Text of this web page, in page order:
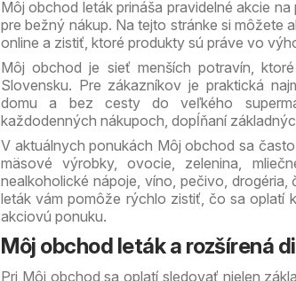
Môj obchod leták prináša pravidelné akcie
pre bežný nákup. Na tejto stránke si môžete
online a zistiť, ktoré produkty sú práve vo
Môj obchod je sieť menších potravín,
Slovensku. Pre zákazníkov je praktická
domu a bez cesty do veľkého
každodenných nákupoch, dopĺňaní
V aktuálnych ponukách Môj obchod sa
mäsové výrobky, ovocie, zelenina,
nealkoholické nápoje, víno, pečivo,
leták vám pomôže rýchlo zistiť, čo sa oplatí
akciovú ponuku.
Môj obchod leták a rozšírená
Pri Môj obchod sa oplatí sledovať nielen